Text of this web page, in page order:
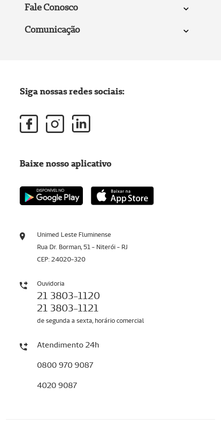
Fale Conosco
Comunicação
Unimed Leste Fluminense
Rua Dr. Borman, 51 - Niterói - RJ
CEP: 24020-320
Ouvidoria
21 3803-1120
21 3803-1121
de segunda a sexta, horário comercial
Atendimento 24h
0800 970 9087
4020 9087
Siga nossas redes sociais:
Baixe nosso aplicativo